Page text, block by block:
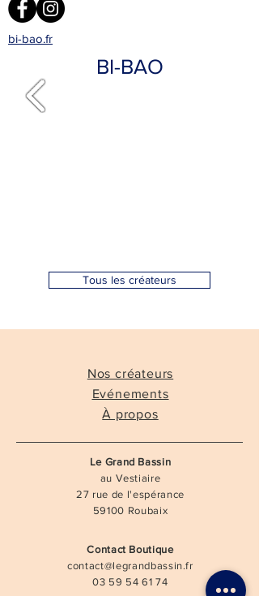
bi-bao.fr
BI-BAO
Tous les créateurs
Nos créateurs
Evénements
À propos
Le Grand Bassin
au Vestiaire
27 rue de l'espérance
59100 Roubaix
Contact Boutique
contact@legrandbassin.fr
03 59 54 61 74